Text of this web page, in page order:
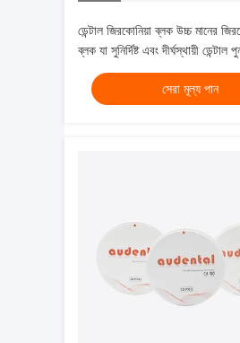
ডেন্টাল জিরকোনিয়া ব্লক উচ্চ মানের
ব্লক যা সুনির্দিষ্ট এবং দীর্ঘস্থায়ী ডেন্টাল
প্রদান করে
সেরা মূল্য পান